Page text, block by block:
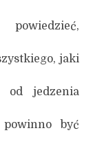
jaki
od jedzenia
być